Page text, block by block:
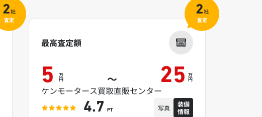
2社
査定
最高査定額
5 万
円 ～ 25 万
円
ケンモータース買取直販センター
4.7 PT 写真
装備
情報
2社
査定